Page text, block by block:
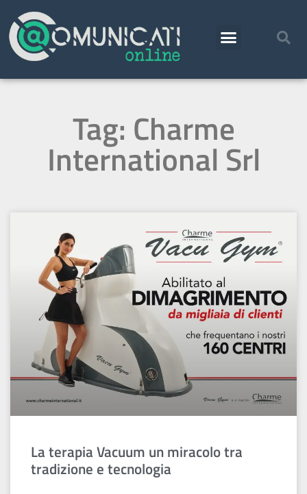
Tag: Charme
International Srl
La terapia Vacuum un miracolo tra
tradizione e tecnologia